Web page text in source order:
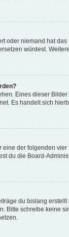
oder niemand hat
würdest.
Eines dieser
Es handelt sich
eine der folgenden
du die Board-
du bislang
Bitte schreibe